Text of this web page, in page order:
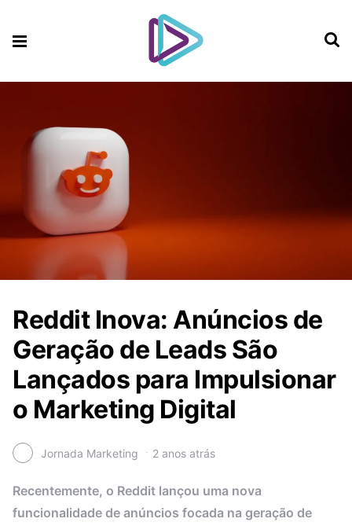
Reddit Inova: Anúncios de
Geração de Leads São
Lançados para Impulsionar
o Marketing Digital
Jornada Marketing 2 anos atrás
Recentemente, o Reddit lançou uma nova
funcionalidade de anúncios focada na geração de